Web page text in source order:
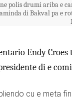
polis drumi ariba e
di Bakval pa e
Endy
di e
cu e meta